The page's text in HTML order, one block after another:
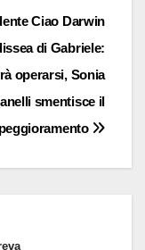
Ciao Darwin
di Gabriele:
operarsi, Sonia
smentisce il
peggioramento